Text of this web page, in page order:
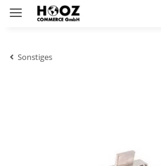
Sonstiges